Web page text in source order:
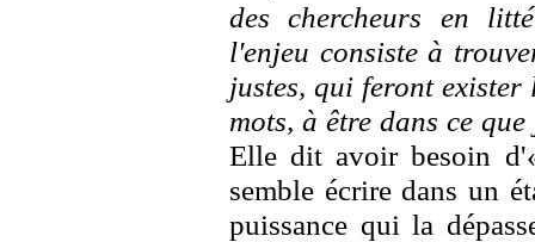
des chercheurs en
l'enjeu consiste à
justes, qui feront
mots, à être dans ce
Elle dit avoir besoin
semble écrire dans un
puissance qui la